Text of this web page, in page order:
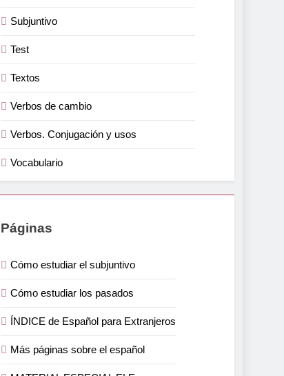
Subjuntivo
Test
Textos
Verbos de cambio
Verbos. Conjugación y usos
Vocabulario
Páginas
Cómo estudiar el subjuntivo
Cómo estudiar los pasados
ÍNDICE de Español para Extranjeros
Más páginas sobre el español